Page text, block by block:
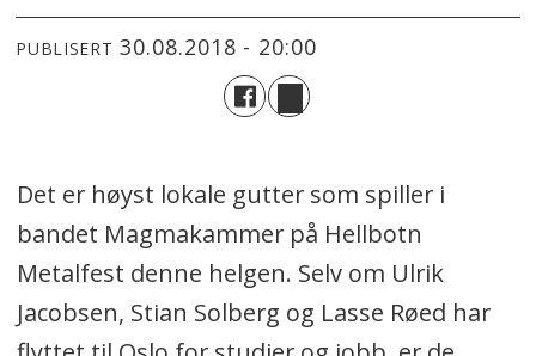
PUBLISERT 30.08.2018 - 20:00
Det er høyst lokale gutter som spiller i
bandet Magmakammer på Hellbotn
Metalfest denne helgen. Selv om Ulrik
Jacobsen, Stian Solberg og Lasse Røed har